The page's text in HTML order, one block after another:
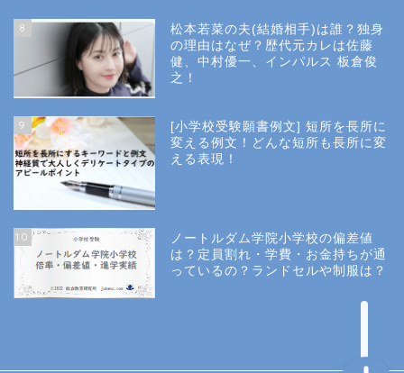
8
松本若菜の夫(結婚相手)は誰？独身
の理由はなぜ？歴代元カレは佐藤
健、中村優一、インパルス 板倉俊
之！
9
[小学校受験願書例文] 短所を長所に
変える例文！どんな短所も長所に変
える表現！
10
ノートルダム学院小学校の偏差値
は？定員割れ・学費・お金持ちが通
っているの？ランドセルや制服は？
小学校受験
所長コラム
説明会や面接の服装